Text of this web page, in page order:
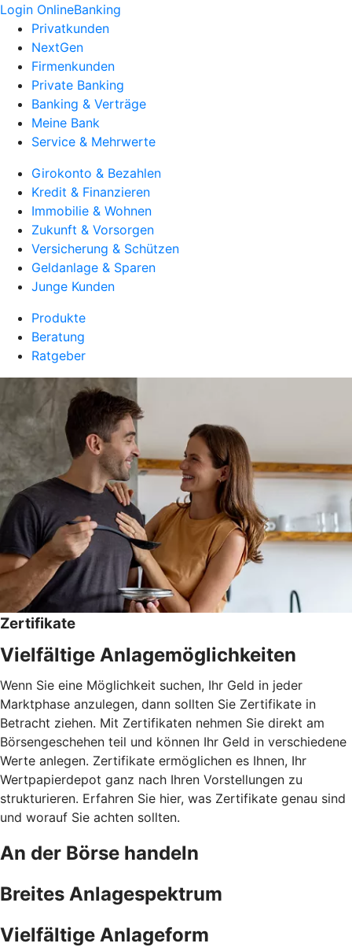
Login OnlineBanking
Privatkunden
NextGen
Firmenkunden
Private Banking
Banking & Verträge
Meine Bank
Service & Mehrwerte
Girokonto & Bezahlen
Kredit & Finanzieren
Immobilie & Wohnen
Zukunft & Vorsorgen
Versicherung & Schützen
Geldanlage & Sparen
Junge Kunden
Produkte
Beratung
Ratgeber
Zertifikate
Vielfältige Anlagemöglichkeiten
Wenn Sie eine Möglichkeit suchen, Ihr Geld in jeder
Marktphase anzulegen, dann sollten Sie Zertifikate in
Betracht ziehen. Mit Zertifikaten nehmen Sie direkt am
Börsengeschehen teil und können Ihr Geld in verschiedene
Werte anlegen. Zertifikate ermöglichen es Ihnen, Ihr
Wertpapierdepot ganz nach Ihren Vorstellungen zu
strukturieren. Erfahren Sie hier, was Zertifikate genau sind
und worauf Sie achten sollten.
An der Börse handeln
Breites Anlagespektrum
Vielfältige Anlageform